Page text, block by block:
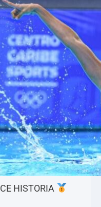
HISTORIA